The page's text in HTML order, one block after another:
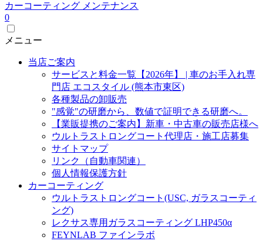
カーコーティング メンテナンス
0
メニュー
当店ご案内
サービスと料金一覧【2026年】 | 車のお手入れ専
門店 エコスタイル (熊本市東区)
各種製品の卸販売
"感覚"の研磨から、数値で証明できる研磨へ。
【業販提携のご案内】新車・中古車の販売店様へ
ウルトラストロングコート代理店・施工店募集
サイトマップ
リンク（自動車関連）
個人情報保護方針
カーコーティング
ウルトラストロングコート(USC, ガラスコーティ
ング)
レクサス専用ガラスコーティング LHP450α
FEYNLAB ファインラボ